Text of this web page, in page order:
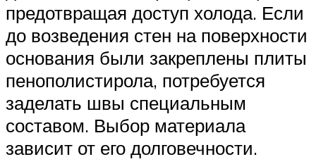
предотвращая доступ холода. Если
до возведения стен на поверхности
основания были закреплены плиты
пенополистирола, потребуется
заделать швы специальным
составом. Выбор материала
зависит от его долговечности.